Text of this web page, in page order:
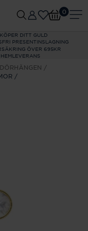
DITT GULD
PRESENTINSLAGNING
ÖVER 695KR
HEMLEVERANS
0